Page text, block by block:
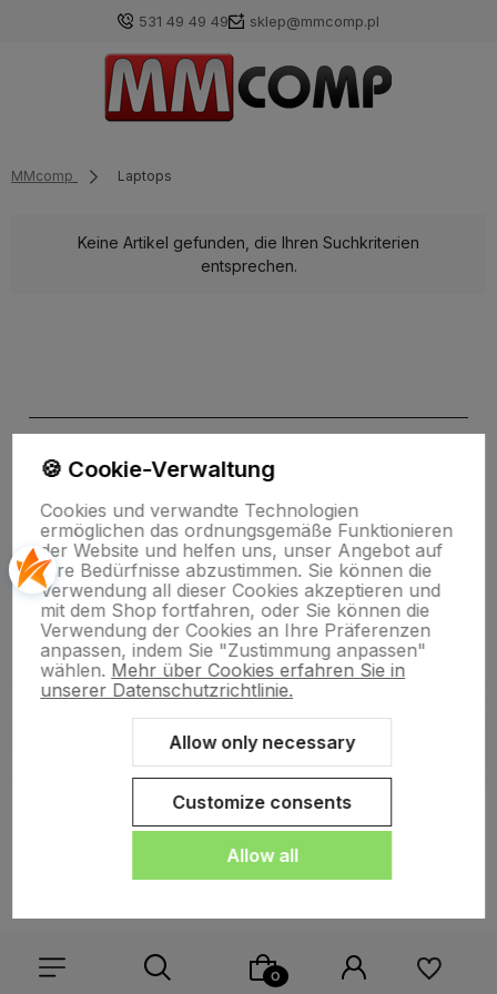
531 49 49 49 sklep@mmcomp.pl
MMcomp Laptops
Keine Artikel gefunden, die Ihren Suchkriterien
entsprechen.
polityce prywatności
Sklep internetowy Shoper.pl Szablon Shoper Modern 3.0™
🍪 Cookie-Verwaltung
Cookies und verwandte Technologien
ermöglichen das ordnungsgemäße Funktionieren
der Website und helfen uns, unser Angebot auf
Ihre Bedürfnisse abzustimmen. Sie können die
Verwendung all dieser Cookies akzeptieren und
mit dem Shop fortfahren, oder Sie können die
Verwendung der Cookies an Ihre Präferenzen
anpassen, indem Sie "Zustimmung anpassen"
wählen. Mehr über Cookies erfahren Sie in
unserer Datenschutzrichtlinie.
Allow only necessary
Customize consents
Allow all